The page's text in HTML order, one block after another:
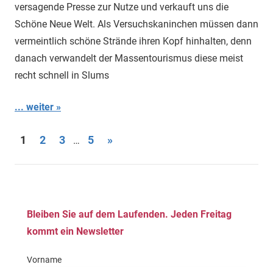
versagende Presse zur Nutze und verkauft uns die
Schöne Neue Welt. Als Versuchskaninchen müssen dann
vermeintlich schöne Strände ihren Kopf hinhalten, denn
danach verwandelt der Massentourismus diese meist
recht schnell in Slums
... weiter
Seitennummerierung
der
1 2 3 … 5
Nächste
»
Bleiben Sie auf dem Laufenden. Jeden Freitag
kommt ein Newsletter
Vorname